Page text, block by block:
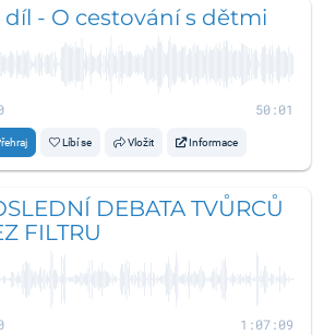
díl - O cestování s dětmi
50:01
Líbí se Vložit Informace
DEBATA TVŮRCŮ
FILTRU
1:07:09